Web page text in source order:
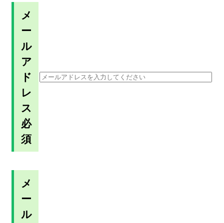
メ
ー
ル
ア
ド
レ
ス
必
須
メ
ー
ル